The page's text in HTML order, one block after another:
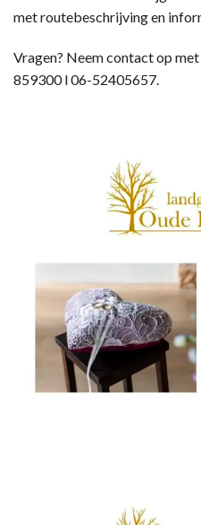
met routebeschrijving en
Vragen? Neem contact op
859300 l 06-52405657.